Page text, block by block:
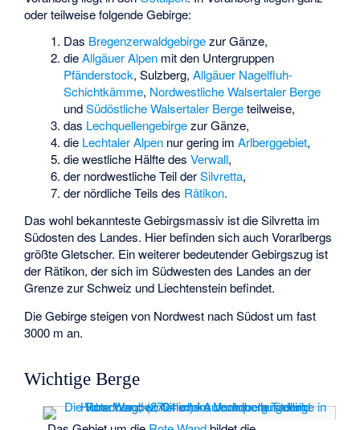
oder teilweise folgende Gebirge:
Das Bregenzerwaldgebirgezur Gänze,
dieAllgäuer Alpen mit den Untergruppen
Pfänderstock,Sulzberg,Allgäuer Nagelfluh-
Schichtkämme, Nordwestliche Walsertaler Berge
undSüdöstliche Walsertaler Bergeteilweise,
das Lechquellengebirgezur Gänze,
die Lechtaler Alpen nur gering imArlberggebiet,
die westliche Hälfte desVerwall,
der nordwestliche Teil derSilvretta,
der nördliche Teils des Rätikon.
Das wohl bekannteste Gebirgsmassiv ist die Silvretta im
Südosten des Landes. Hier befinden sich auch Vorarlbergs
größte Gletscher. Ein weiterer bedeutender Gebirgszug ist
der Rätikon, der sich im Südwesten des Landes an der
Grenze zur Schweiz und Liechtenstein befindet.
Die Gebirge steigen von Nordwest nach Südost um fast
3000 m an.
Wichtige Berge